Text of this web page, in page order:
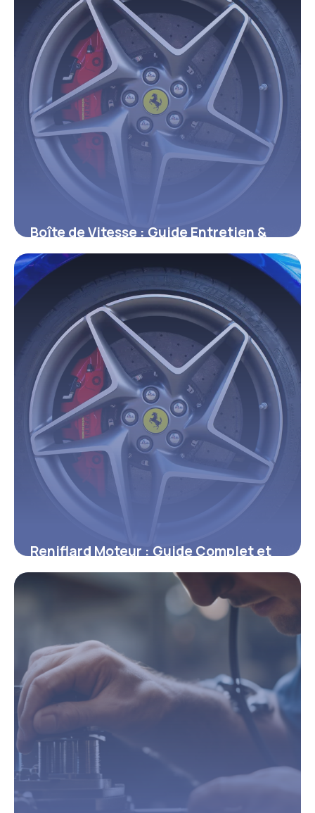
Boîte de Vitesse : Guide Entretien &
Pannes
1 juin 2026
Reniflard Moteur : Guide Complet et
Conseils